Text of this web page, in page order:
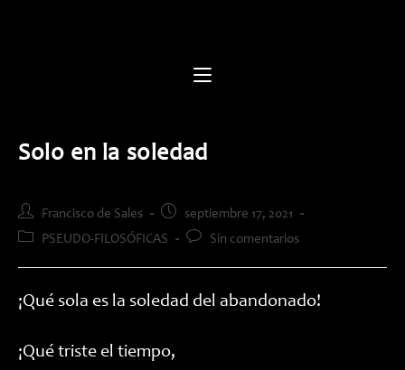
Solo en la soledad
Autor
de
entrada:
Francisco de Sales
Publicación
entrada:
septiembre 17, 2021
Categoría
entrada:
PSEUDO-FILOSÓFICAS
Comentarios
entrada:
Sin comentarios
¡Qué sola es la soledad del abandonado!
¡Qué triste el tiempo,